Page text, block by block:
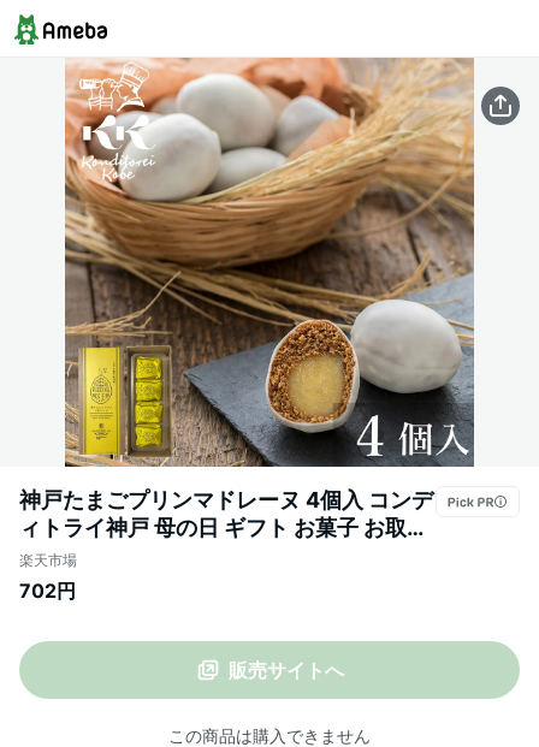
神戸たまごプリンマドレーヌ 4個入 コンデ
ィトライ神戸 母の日 ギフト お菓子 お取り
寄せスイーツ グルメ ギフト プレゼント 職
場 産休 お礼 お菓子 スイーツ 贈り物 ギフ
取り寄せ 日本 神戸 お土産 | マドレーヌ
楽天市場
702円
販売サイトへ
この商品は購入できません